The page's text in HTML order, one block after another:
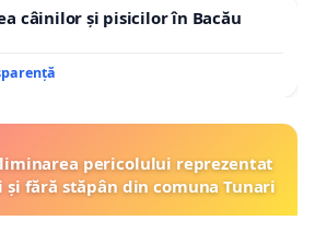
câinilor și pisicilor în Bacău
pericolului reprezentat
fără stăpân din comuna Tunari